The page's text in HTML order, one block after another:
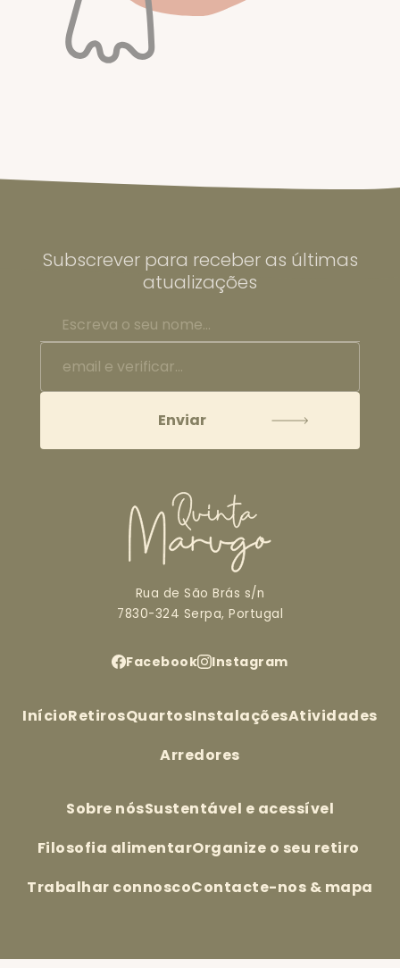
Subscrever para receber as últimas
atualizações
Rua de São Brás s/n
7830-324 Serpa, Portugal
Facebook Instagram
InícioRetirosQuartosInstalaçõesAtividades
Arredores
Sobre nósSustentável e acessível
Filosofia alimentarOrganize o seu retiro
Trabalhar connoscoContacte-nos & mapa